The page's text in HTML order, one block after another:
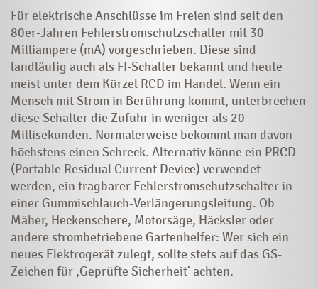
Für elektrische Anschlüsse im Freien sind seit den
80er-Jahren Fehlerstromschutzschalter mit 30
Milliampere (mA) vorgeschrieben. Diese sind
landläufig auch als FI-Schalter bekannt und heute
meist unter dem Kürzel RCD im Handel. Wenn ein
Mensch mit Strom in Berührung kommt, unterbrechen
diese Schalter die Zufuhr in weniger als 20
Millisekunden. Normaler­weise bekommt man davon
höchstens einen Schreck. Alternativ könne ein PRCD
(Portable Residual Current Device) verwendet
werden, ein tragbarer Fehlerstromschutzschalter in
einer Gummi­schlauch-Verlängerungsleitung. Ob
Mäher, Heckenschere, Motorsäge, Häcksler oder
andere strombetriebene Gartenhelfer: Wer sich ein
neues Elektrogerät zulegt, sollte stets auf das GS-
Zeichen für ,Geprüfte Sicherheit‘ achten.